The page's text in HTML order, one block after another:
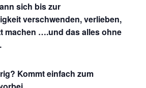
sich bis zur
verschwenden, verlieben,
machen ….und das alles ohne
Kommt einfach zum